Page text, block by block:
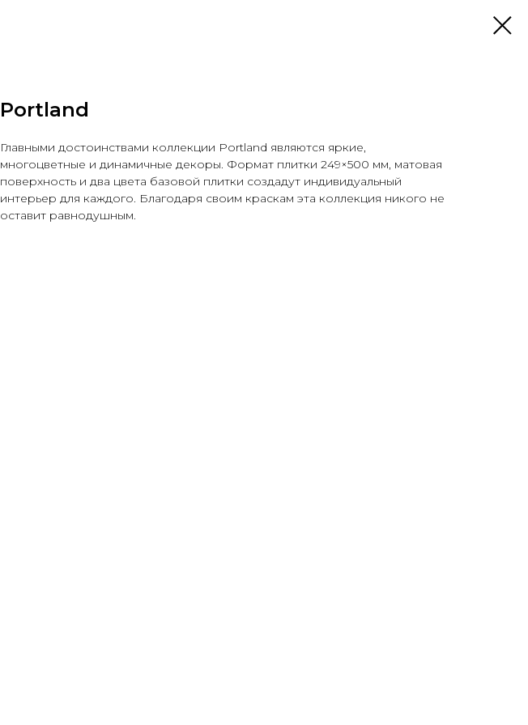
Portland
Главными достоинствами коллекции Portland являются яркие,
многоцветные и динамичные декоры. Формат плитки 249×500 мм, матовая
поверхность и два цвета базовой плитки создадут индивидуальный
интерьер для каждого. Благодаря своим краскам эта коллекция никого не
оставит равнодушным.